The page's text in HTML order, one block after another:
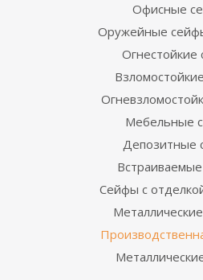
Офисные
Оружейные
Огнестойкие
Мебельные
Депозитные
Сейфы с